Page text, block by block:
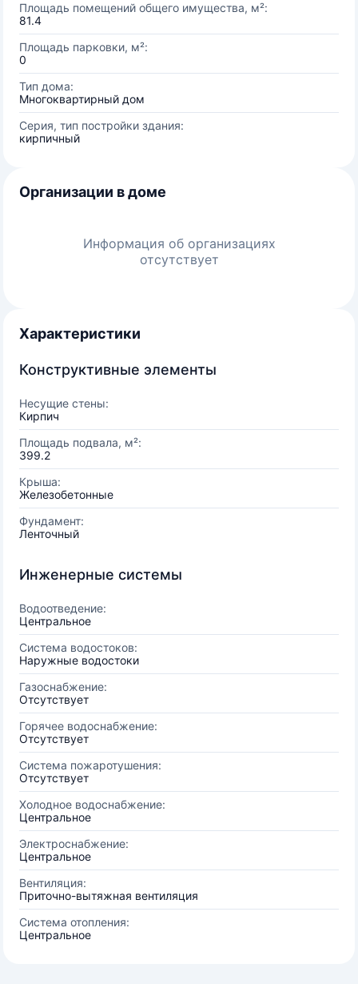
Площадь помещений общего имущества, м²:
81.4
Площадь парковки, м²:
0
Тип дома:
Многоквартирный дом
Серия, тип постройки здания:
кирпичный
Организации в доме
Информация об организациях
отсутствует
Характеристики
Конструктивные элементы
Несущие стены:
Кирпич
Площадь подвала, м²:
399.2
Крыша:
Железобетонные
Фундамент:
Ленточный
Инженерные системы
Водоотведение:
Центральное
Система водостоков:
Наружные водостоки
Газоснабжение:
Отсутствует
Горячее водоснабжение:
Отсутствует
Система пожаротушения:
Отсутствует
Холодное водоснабжение:
Центральное
Электроснабжение:
Центральное
Вентиляция:
Приточно-вытяжная вентиляция
Система отопления:
Центральное